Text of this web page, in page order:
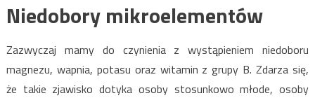
Niedobory mikroelementów
Zazwyczaj mamy do czynienia z wystąpieniem niedoboru
magnezu, wapnia, potasu oraz witamin z grupy B. Zdarza się,
że takie zjawisko dotyka osoby stosunkowo młode, osoby